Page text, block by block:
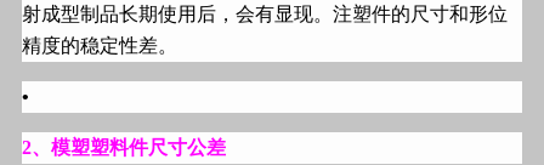
射成型制品长期使用后，会有显现。注塑件的尺寸和形位
精度的稳定性差。
•
2、模塑塑料件尺寸公差